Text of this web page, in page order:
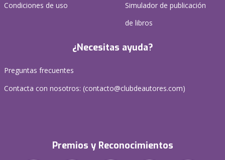
Condiciones de uso
Simulador de publicación
de libros
¿Necesitas ayuda?
Preguntas frecuentes
Contacta con nosotros: (contacto@clubdeautores.com)
Premios y Reconocimientos